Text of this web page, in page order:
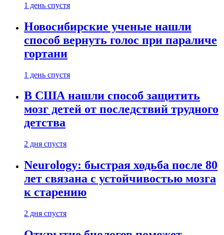
1 день спустя
Новосибирские ученые нашли
способ вернуть голос при параличе
гортани
1 день спустя
В США нашли способ защитить
мозг детей от последствий трудного
детства
2 дня спустя
Neurology: быстрая ходьба после 80
лет связана с устойчивостью мозга
к старению
2 дня спустя